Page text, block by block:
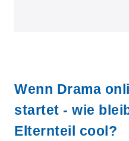
Wenn Drama
startet - wie
Elternteil cool?